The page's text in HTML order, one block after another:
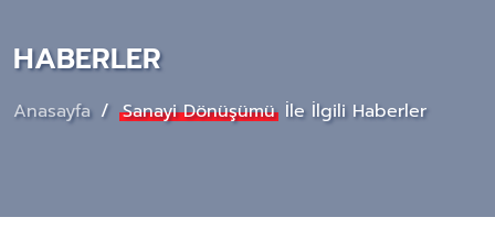
HABERLER
Anasayfa Sanayi Dönüşümü İle İlgili Haberler